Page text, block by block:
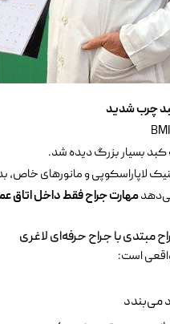
چرب شدید
بسیار بزرگ دیده شد.
لاپاراسکوپی و مانورهای خاص،
مهارت جراح فقط داخل اتاق
مبتدی با جراح حرفه‌ای لاغری
است:
می‌بندد